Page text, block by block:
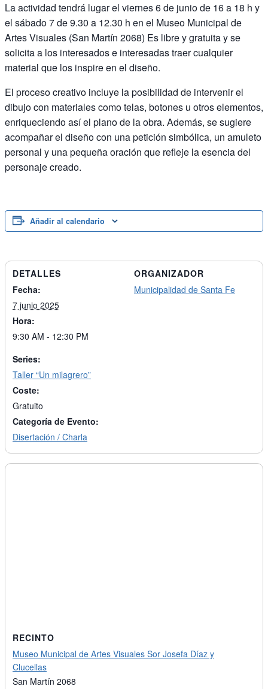
La actividad tendrá lugar el viernes 6 de junio de 16 a 18 h y
el sábado 7 de 9.30 a 12.30 h en el Museo Municipal de
Artes Visuales (San Martín 2068) Es libre y gratuita y se
solicita a los interesados e interesadas traer cualquier
material que los inspire en el diseño.
El proceso creativo incluye la posibilidad de intervenir el
dibujo con materiales como telas, botones u otros elementos,
enriqueciendo así el plano de la obra. Además, se sugiere
acompañar el diseño con una petición simbólica, un amuleto
personal y una pequeña oración que refleje la esencia del
personaje creado.
Añadir al calendario
DETALLES
Fecha:
7 junio 2025
Hora:
9:30 AM - 12:30 PM
Series:
Taller “Un milagrero”
Coste:
Gratuito
Categoría de Evento:
Disertación / Charla
ORGANIZADOR
Municipalidad de Santa Fe
RECINTO
Museo Municipal de Artes Visuales Sor Josefa Díaz y
Clucellas
San Martín 2068